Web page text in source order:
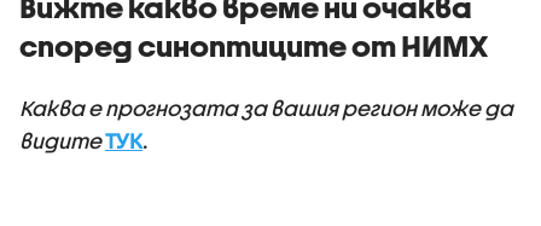
Вижте какво време ни очаква
според синоптиците от НИМХ
Каква е прогнозата за вашия регион може да
видитеТУК.